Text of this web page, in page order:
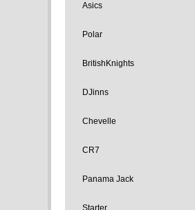
Asics
Polar
BritishKnights
DJinns
Chevelle
CR7
Panama Jack
Starter